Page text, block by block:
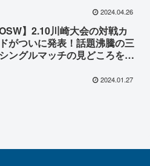
2024.04.26
OSW】2.10川崎大会の対戦カ
がついに発表！話題沸騰の三
ングルマッチの見どころをご
2024.01.27